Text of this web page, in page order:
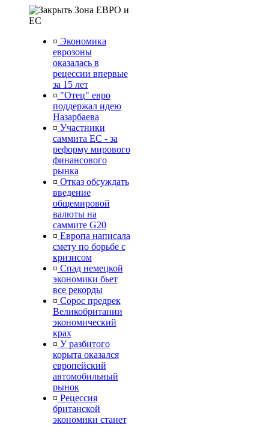
Зона ЕВРО и
ЕС
¤ Экономика
еврозоны
оказалась в
рецессии впервые
за 15 лет
¤ "Отец" евро
поддержал идею
Назарбаева
¤ Участники
саммита ЕС - за
реформу мирового
финансового
рынка
¤ Отказ обсуждать
введение
общемировой
валюты на
саммите G20
¤ Европа написала
смету по борьбе с
кризисом
¤ Спад немецкой
экономики бьет
все рекорды
¤ Сорос предрек
Великобритании
экономический
крах
¤ У разбитого
корыта оказался
европейский
автомобильный
рынок
¤ Рецессия
британской
экономики станет